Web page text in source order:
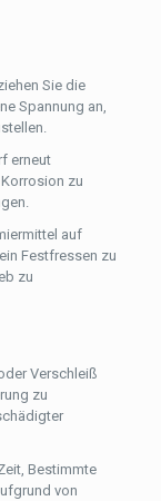
Sie die
Spannung an,
erneut
zu
auf
Festfressen zu
zu
Verschleiß
zu
Bestimmte
von